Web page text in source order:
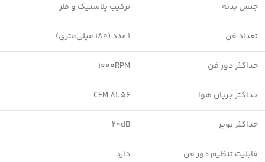
جنس بدنه ترکیب پلاستیک و فلز
تعداد فن 1 عدد (180 میلی‌متری)
حداکثر دور فن 1000RPM
حداکثر جریان هوا 81.56 CFM
حداکثر نویز 20dB
قابلیت تنظیم دور فن دارد